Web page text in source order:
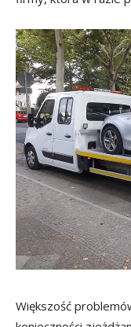
Większość